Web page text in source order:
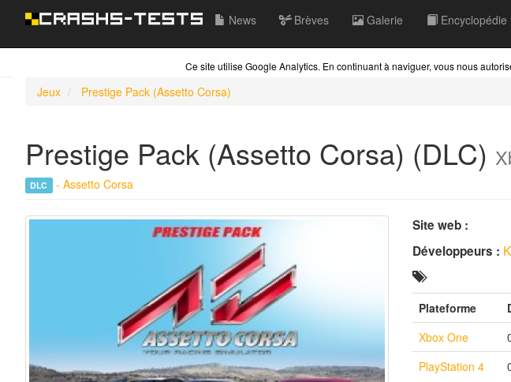
Ce site utilise Google Analytics. En continuant à naviguer, vous nous
News Brèves Galerie Encyclopédie
Jeux Prestige Pack (Assetto Corsa)
Prestige Pack (Assetto Corsa) (DLC)
DLC - Assetto Corsa
Site web :
Développeurs :
Plateforme
Xbox One
PlayStation 4